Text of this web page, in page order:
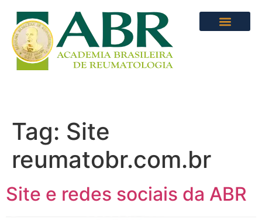
Tag: Site
reumatobr.com.br
Site e redes sociais da ABR